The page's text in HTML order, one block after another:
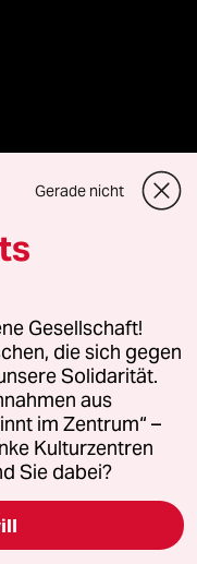
oder für Genehmigungen
Richtlinien
AGB
(Ads)
Gerade nicht
Gesellschaft!
die sich gegen
Solidarität.
aus
im Zentrum“ –
Kulturzentren
Sie dabei?